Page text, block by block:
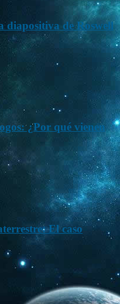
diapositiva de Roswell
¿Por qué vienen
El caso